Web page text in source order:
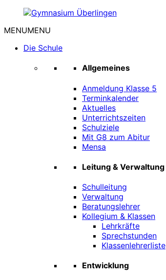
springen
Überlingen
MENUMENU
Die Schule
Allgemeines
Anmeldung Klasse 5
Terminkalender
Aktuelles
Unterrichtszeiten
Schulziele
Mit G8 zum Abitur
Mensa
Leitung & Verwaltung
Schulleitung
Verwaltung
Beratungslehrer
Kollegium & Klassen
Lehrkräfte
Sprechstunden
Klassenlehrerliste
Entwicklung